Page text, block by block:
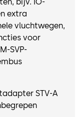
extra
vluchtwegen,
voor
SVP-
STV-A